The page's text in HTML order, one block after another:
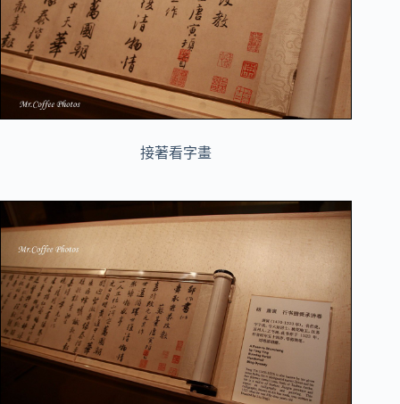
接著看字畫